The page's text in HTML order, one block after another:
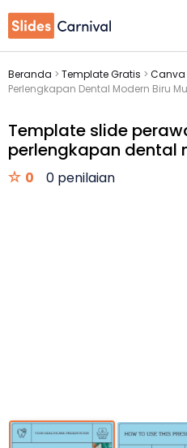
Beranda > Template Gratis > Canva
Perlengkapan Dental Modern Biru
Template slide
perlengkapan dental
0 0 penilaian